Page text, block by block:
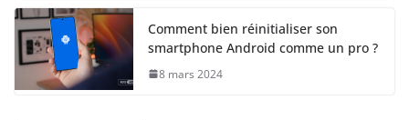
Comment bien réinitialiser son
smartphone Android comme un pro ?
8 mars 2024